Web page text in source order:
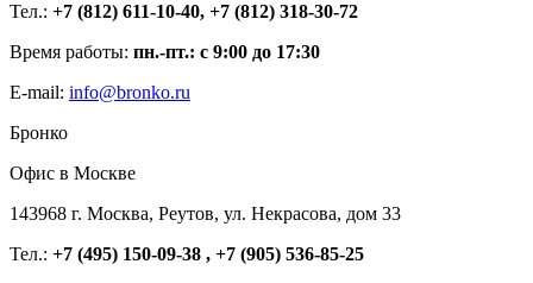
Тел.: +7 (812) 611-10-40, +7 (812) 318-30-72
Время работы: пн.-пт.: с 9:00 до 17:30
E-mail: info@bronko.ru
Бронко
Офис в Москве
143968 г. Москва, Реутов, ул. Некрасова, дом 33
Тел.: +7 (495) 150-09-38 , +7 (905) 536-85-25